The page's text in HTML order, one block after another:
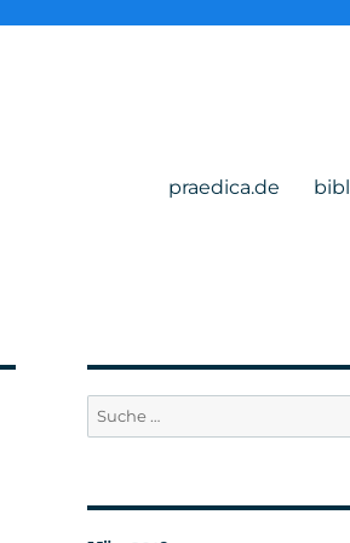
praedica.de
Suche
nach: